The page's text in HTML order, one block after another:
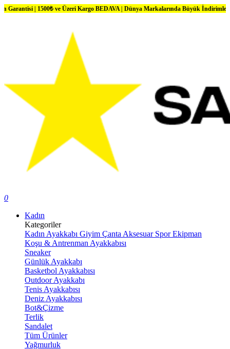
1500₺ ve Üzeri Kargo BEDAVA | Dünya Markalarında Büyük İndirimler
0
Kadın
Kategoriler
Kadın Ayakkabı Giyim Çanta Aksesuar Spor Ekipman
Koşu & Antrenman Ayakkabısı
Sneaker
Günlük Ayakkabı
Basketbol Ayakkabısı
Outdoor Ayakkabı
Tenis Ayakkabısı
Deniz Ayakkabısı
Bot&Çizme
Terlik
Sandalet
Tüm Ürünler
Yağmurluk